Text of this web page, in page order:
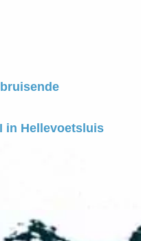
in Hellevoetsluis